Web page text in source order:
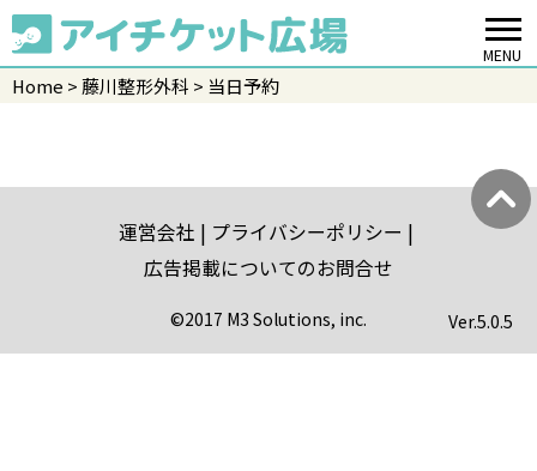
MENU
Home 藤川整形外科 当日予約
運営会社
プライバシーポリシー
広告掲載についてのお問合せ
©2017 M3 Solutions, inc. Ver.5.0.5